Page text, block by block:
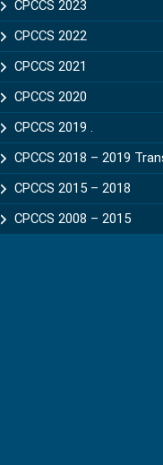
CPCCS 2023
CPCCS 2022
CPCCS 2021
CPCCS 2020
CPCCS 2019 .
CPCCS 2018 – 2019
CPCCS 2015 – 2018
CPCCS 2008 – 2015